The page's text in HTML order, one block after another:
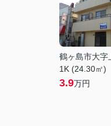
鶴ヶ島市大字
1K (24.30㎡)
3.9万円